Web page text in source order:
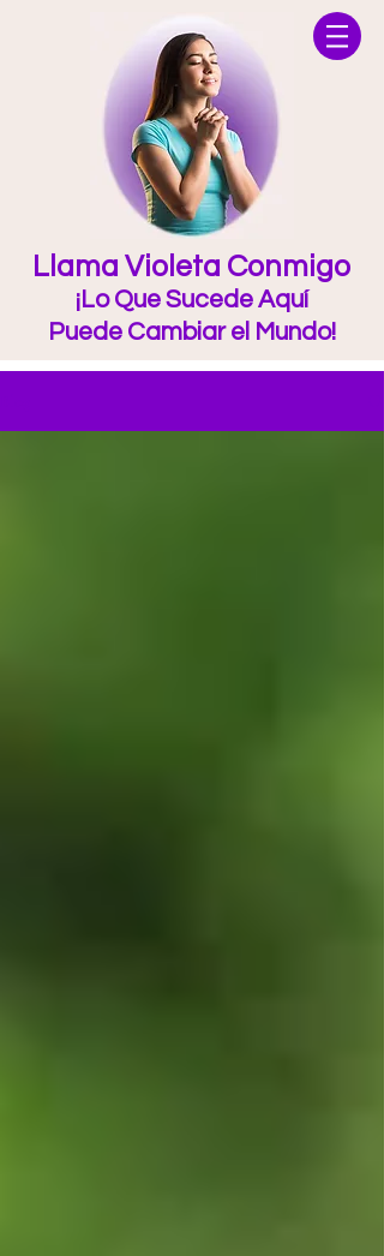
Llama Violeta Conmigo
¡Lo Que Sucede Aquí
Puede Cambiar el Mundo!